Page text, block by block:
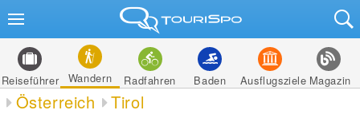
Reiseführer Wandern Radfahren Baden Ausflugsziele Magazin
Österreich Tirol